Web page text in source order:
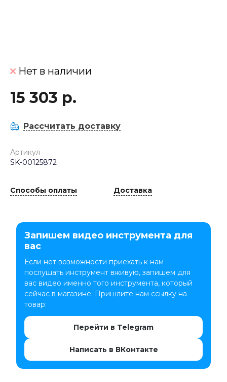
Нет в наличии
15 303 р.
Рассчитать доставку
Артикул
SK-00125872
Способы оплаты Доставка
Запишем видео инструмента для
вас
Если нет возможности приехать к нам
послушать инструмент вживую, запишем для
вас видео именно того инструмента, который
сейчас в магазине. Пришлите нам ссылку на
товар:
Перейти в Telegram
Написать в ВКонтакте